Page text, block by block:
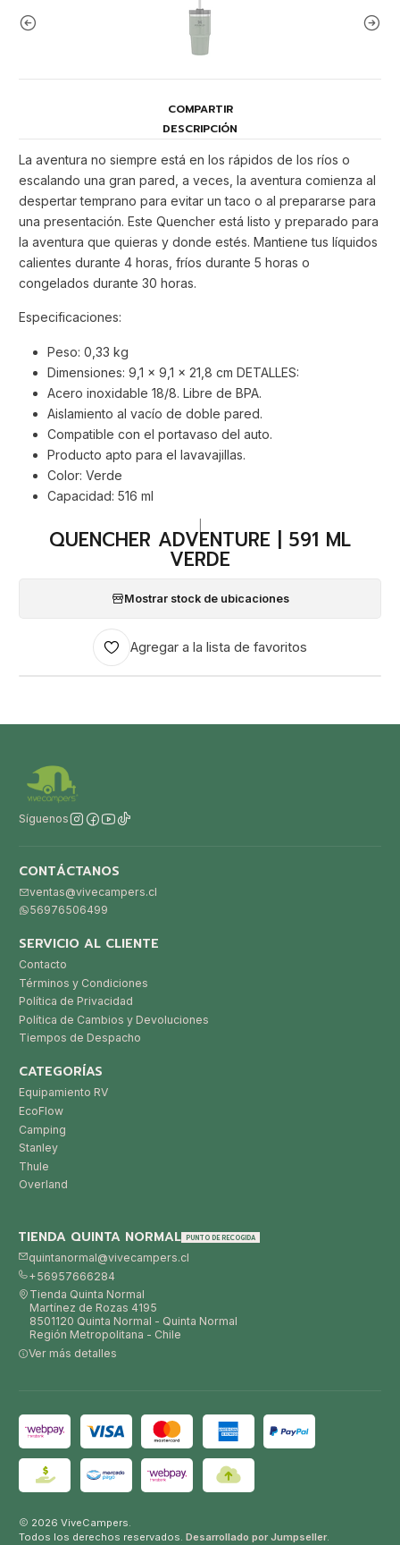
COMPARTIR
DESCRIPCIÓN
La aventura no siempre está en los rápidos de los ríos o
escalando una gran pared, a veces, la aventura comienza al
despertar temprano para evitar un taco o al prepararse para
una presentación. Este Quencher está listo y preparado para
la aventura que quieras y donde estés. Mantiene tus líquidos
calientes durante 4 horas, fríos durante 5 horas o
congelados durante 30 horas.
Especificaciones:
Peso: 0,33 kg
Dimensiones: 9,1 x 9,1 x 21,8 cm DETALLES:
Acero inoxidable 18/8. Libre de BPA.
Aislamiento al vacío de doble pared.
Compatible con el portavaso del auto.
Producto apto para el lavavajillas.
Color: Verde
Capacidad: 516 ml
QUENCHER ADVENTURE | 591 ML
VERDE
Mostrar stock de ubicaciones
Agregar a la lista de favoritos
Síguenos
CONTÁCTANOS
ventas@vivecampers.cl
56976506499
SERVICIO AL CLIENTE
Contacto
Términos y Condiciones
Política de Privacidad
Política de Cambios y Devoluciones
Tiempos de Despacho
CATEGORÍAS
Equipamiento RV
EcoFlow
Camping
Stanley
Thule
Overland
TIENDA QUINTA NORMAL PUNTO DE RECOGIDA
quintanormal@vivecampers.cl
+56957666284
Tienda Quinta Normal
Martínez de Rozas 4195
8501120 Quinta Normal - Quinta Normal
Región Metropolitana - Chile
Ver más detalles
2026 ViveCampers.
Todos los derechos reservados. Desarrollado por Jumpseller.